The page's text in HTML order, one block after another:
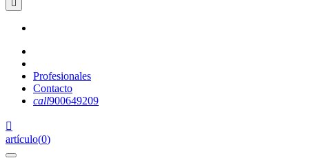

Profesionales
Contacto
call900649209

artículo(0)